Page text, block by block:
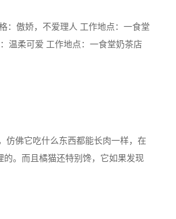
：傲娇，不爱理人 工作地点：一食堂
温柔可爱 工作地点：一食堂奶茶店
仿佛它吃什么东西都能长肉一样，在
。而且橘猫还特别馋，它如果发现